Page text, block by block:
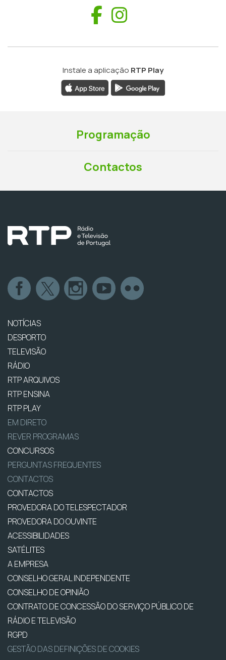
Facebook
Instale a aplicação RTP Play
Programação
Contactos
NOTÍCIAS
DESPORTO
TELEVISÃO
RÁDIO
RTP ARQUIVOS
RTP ENSINA
RTP PLAY
EM DIRETO
REVER PROGRAMAS
CONCURSOS
PERGUNTAS FREQUENTES
CONTACTOS
CONTACTOS
PROVEDORA DO TELESPECTADOR
PROVEDORA DO OUVINTE
ACESSIBILIDADES
SATÉLITES
A EMPRESA
CONSELHO GERAL INDEPENDENTE
CONSELHO DE OPINIÃO
CONTRATO DE CONCESSÃO DO SERVIÇO PÚBLICO DE
RÁDIO E TELEVISÃO
RGPD
GESTÃO DAS DEFINIÇÕES DE COOKIES